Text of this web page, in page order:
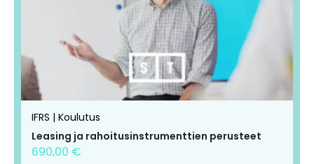
IFRS | Koulutus
Leasing ja rahoitusinstrumenttien perusteet
690,00 €